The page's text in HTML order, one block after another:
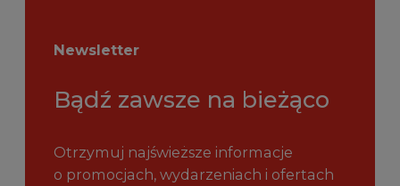
Newsletter
Bądź zawsze na bieżąco
Otrzymuj najświeższe informacje
o promocjach, wydarzeniach i ofertach